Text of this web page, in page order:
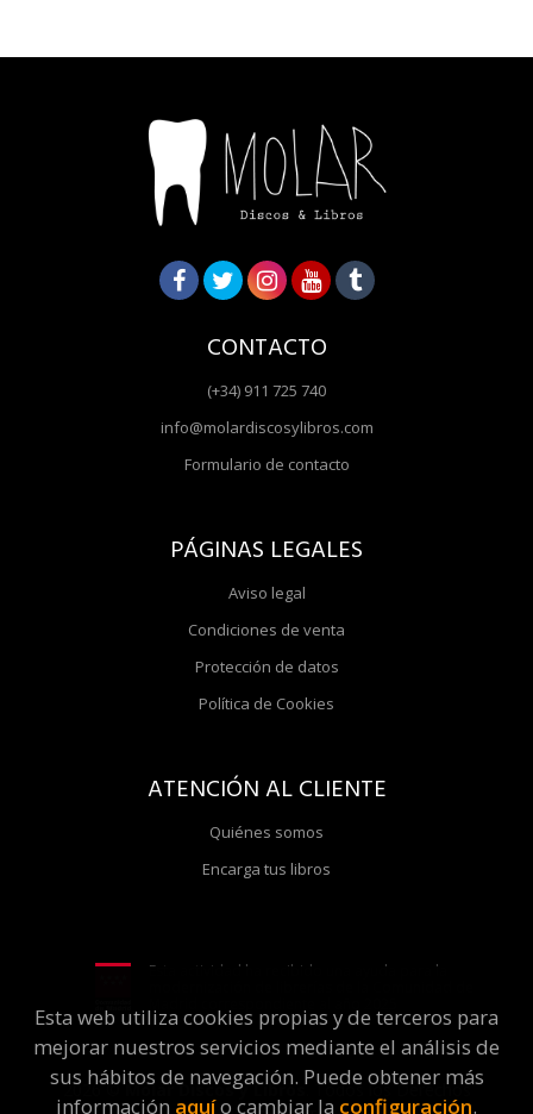
CONTACTO
(+34) 911 725 740
info@molardiscosylibros.com
Formulario de contacto
PÁGINAS LEGALES
Aviso legal
Condiciones de venta
Protección de datos
Política de Cookies
ATENCIÓN AL CLIENTE
Quiénes somos
Encarga tus libros
Esta actividad ha recibido una ayuda para la
2026 ©Molar Discos y Libros. Todos los Derechos
Esta web utiliza cookies propias y de terceros para
mejorar nuestros servicios mediante el análisis de
sus hábitos de navegación. Puede obtener más
información aquío cambiar la configuración.